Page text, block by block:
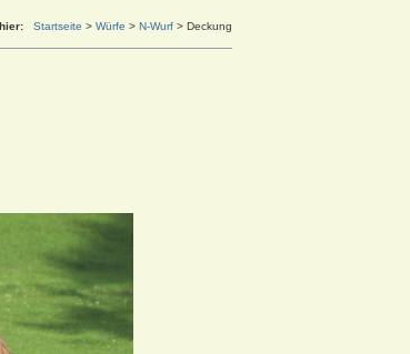
Startseite > Würfe > N-Wurf > Deckung